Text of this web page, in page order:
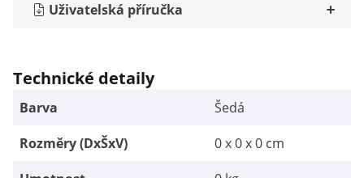
Uživatelská příručka
Technické detaily
Barva
Šedá
Rozměry (DxŠxV)
0 x 0 x 0 cm